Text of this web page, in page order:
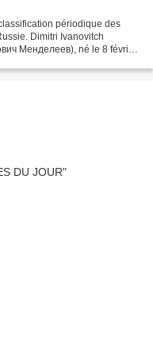
périodique des
Dimitri Ivanovitch
Менделеев), né le 8 février